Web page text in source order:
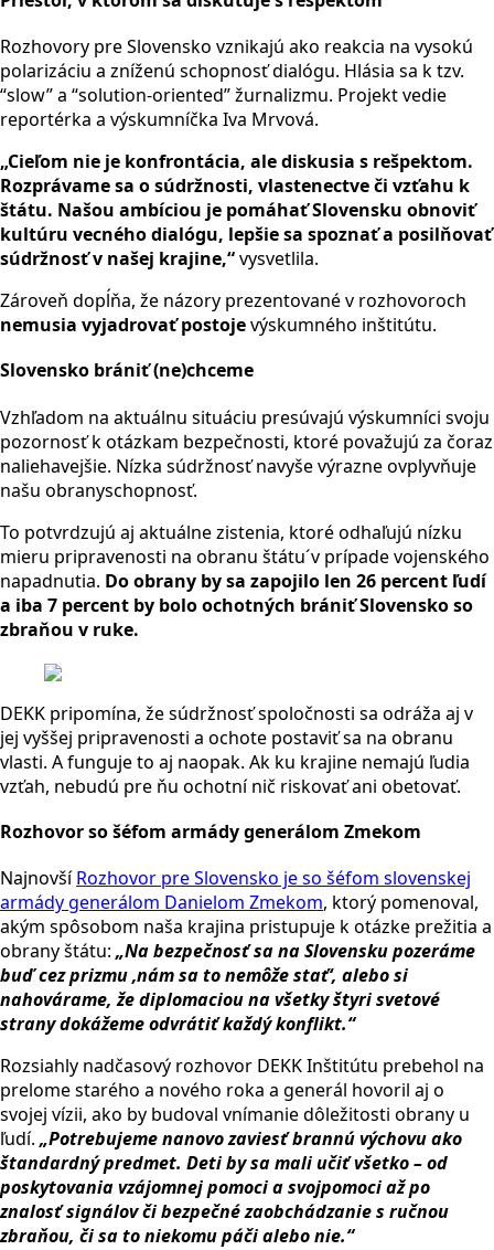
Rozhovory pre Slovensko vznikajú ako reakcia na vysokú
polarizáciu a zníženú schopnosť dialógu. Hlásia sa k tzv.
“slow” a “solution-oriented” žurnalizmu. Projekt vedie
reportérka a výskumníčka Iva Mrvová.
„Cieľom nie je konfrontácia, ale diskusia s rešpektom.
Rozprávame sa o súdržnosti, vlastenectve či vzťahu k
štátu. Našou ambíciou je pomáhať Slovensku obnoviť
kultúru vecného dialógu, lepšie sa spoznať a posilňovať
súdržnosť v našej krajine,“vysvetlila.
Zároveň dopĺňa, že názory prezentované v rozhovoroch
nemusia vyjadrovať postojevýskumného inštitútu.
Slovensko brániť (ne)chceme
Vzhľadom na aktuálnu situáciu presúvajú výskumníci svoju
pozornosť k otázkam bezpečnosti, ktoré považujú za čoraz
naliehavejšie. Nízka súdržnosť navyše výrazne ovplyvňuje
našu obranyschopnosť.
To potvrdzujú aj aktuálne zistenia, ktoré odhaľujú nízku
mieru pripravenosti na obranu štátu´v prípade vojenského
napadnutia. Do obrany by sa zapojilo len 26 percent ľudí
a iba 7 percent by bolo ochotných brániť Slovensko so
zbraňou v ruke.
DEKK pripomína, že súdržnosť spoločnosti sa odráža aj v
jej vyššej pripravenosti a ochote postaviť sa na obranu
vlasti. A funguje to aj naopak. Ak ku krajine nemajú ľudia
vzťah, nebudú pre ňu ochotní nič riskovať ani obetovať.
Rozhovor so šéfom armády generálom Zmekom
NajnovšíRozhovor pre Slovensko je so šéfom slovenskej
armády generálom Danielom Zmekom, ktorý pomenoval,
akým spôsobom naša krajina pristupuje k otázke prežitia a
obrany štátu: „Na bezpečnosť sa na Slovensku pozeráme
buď cez prizmu ‚nám sa to nemôže stať‘, alebo si
nahovárame, že diplomaciou na všetky štyri svetové
strany dokážeme odvrátiť každý konflikt.“
Rozsiahly nadčasový rozhovor DEKK Inštitútu prebehol na
prelome starého a nového roka a generál hovoril aj o
svojej vízii, ako by budoval vnímanie dôležitosti obrany u
ľudí. „Potrebujeme nanovo zaviesť brannú výchovu ako
štandardný predmet. Deti by sa mali učiť všetko – od
poskytovania vzájomnej pomoci a svojpomoci až po
znalosť signálov či bezpečné zaobchádzanie s ručnou
zbraňou, či sa to niekomu páči alebo nie.“